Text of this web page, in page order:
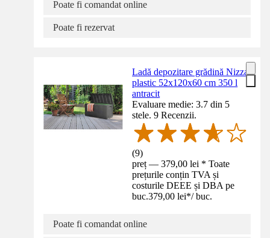
Poate fi comandat online
Poate fi rezervat
Ladă depozitare grădină Nizza
plastic 52x120x60 cm 350 l
antracit
Evaluare medie: 3.7 din 5
stele. 9 Recenzii.
(9)
preț — 379,00 lei * Toate
prețurile conțin TVA și
costurile DEEE și DBA pe
buc.379,00 lei*/ buc.
Poate fi comandat online